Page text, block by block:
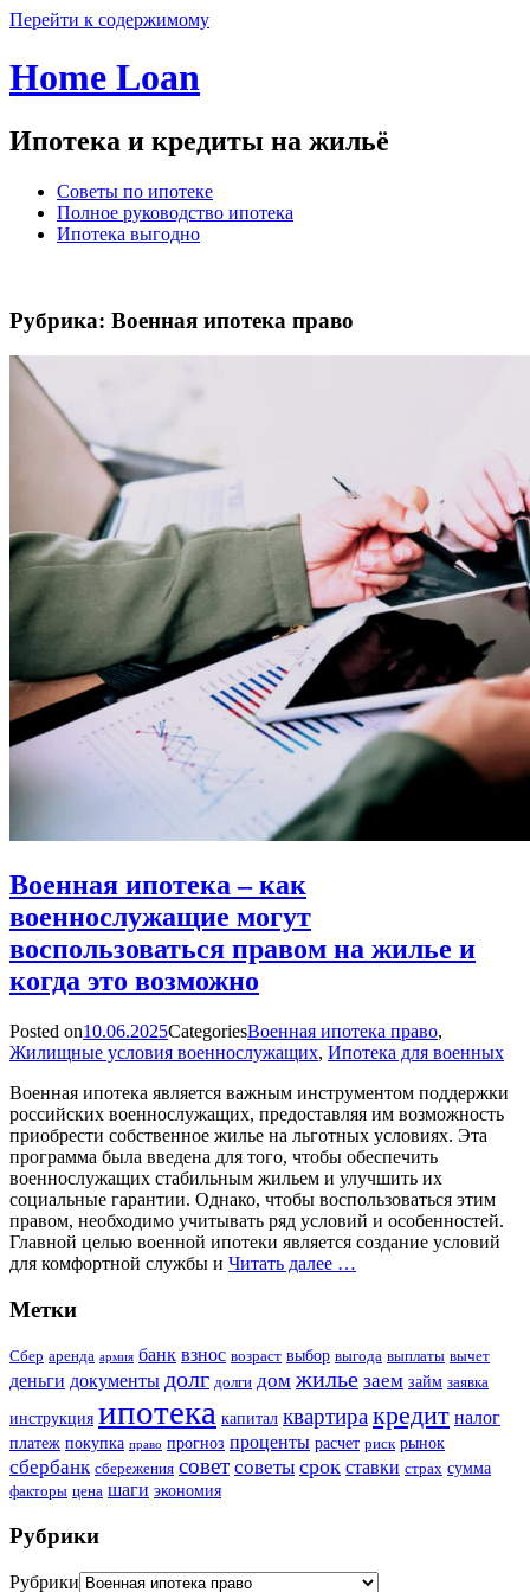
Перейти к содержимому
Home Loan
Ипотека и кредиты на жильё
Советы по ипотеке
Полное руководство ипотека
Ипотека выгодно
Рубрика: Военная ипотека право
Военная ипотека – как
военнослужащие могут
воспользоваться правом на жилье и
когда это возможно
Posted on10.06.2025CategoriesВоенная ипотека право,
Жилищные условия военнослужащих, Ипотека для военных
Военная ипотека является важным инструментом поддержки
российских военнослужащих, предоставляя им возможность
приобрести собственное жилье на льготных условиях. Эта
программа была введена для того, чтобы обеспечить
военнослужащих стабильным жильем и улучшить их
социальные гарантии. Однако, чтобы воспользоваться этим
правом, необходимо учитывать ряд условий и особенностей.
Главной целью военной ипотеки является создание условий
для комфортной службы и Читать далее …
Метки
Сбер аренда армия банк взнос возраст выбор выгода выплаты вычет
деньги документы долг долги дом жилье заем займ заявка
инструкция ипотека капитал квартиракредит налог
платеж покупка право прогноз проценты расчет риск рынок
сбербанк сбережения совет советы срок ставки страх сумма
факторы цена шаги экономия
Рубрики
Рубрики